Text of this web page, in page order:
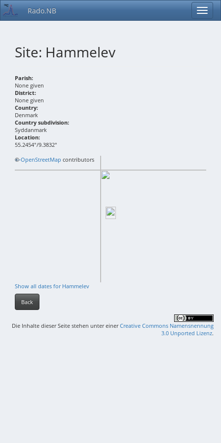
Rado.NB
Site: Hammelev
Parish:
None given
District:
None given
Country:
Denmark
Country subdivision:
Syddanmark
Location:
55.2454°/9.3832°
+−
©OpenStreetMap contributors
Show all dates for Hammelev
Back
Die Inhalte dieser Seite stehen unter einerCreative Commons Namensnennung
3.0 Unported Lizenz.